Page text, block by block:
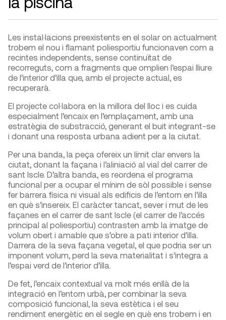
Les instal·lacions preexistents en el solar on actualment
trobem el nou i flamant poliesportiu funcionaven com a
recintes independents, sense continuïtat de
recorreguts, com a fragments que omplien l’espai lliure
de l’interior d’illa que, amb el projecte actual, es
recuperarà.
El projecte col·labora en la millora del lloc i es cuida
especialment l’encaix en l’emplaçament, amb una
estratègia de substracció, generant el buit integrant-se
i donant una resposta urbana adient per a la ciutat.
Per una banda, la peça ofereix un límit clar envers la
ciutat, donant la façana i l’aliniació al vial del carrer de
sant Iscle. D’altra banda, es reordena el programa
funcional per a ocupar el mínim de sòl possible i sense
fer barrera física ni visual als edificis de l’entorn en l’illa
en què s’insereix. El caràcter tancat, sever i mut de les
façanes en el carrer de sant Iscle (el carrer de l’accés
principal al poliesportiu) contrasten amb la imatge de
volum obert i amable que s’obre a pati interior d’illa.
Darrera de la seva façana vegetal, el que podria ser un
imponent volum, perd la seva materialitat i s’integra a
l’espai verd de l’interior d’illa.
De fet, l’encaix contextual va molt més enllà de la
integració en l’entorn urbà, per combinar la seva
composició funcional, la seva estètica i el seu
rendiment energètic en el segle en què ens trobem i en